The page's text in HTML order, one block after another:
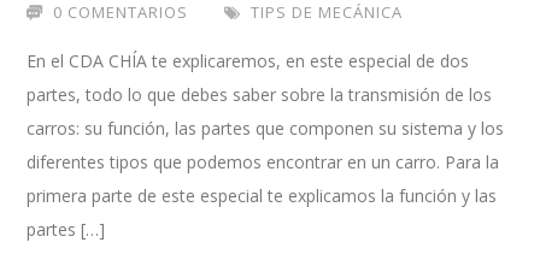
0 COMENTARIOS
TIPS DE MECÁNICA
En el CDA CHÍA te explicaremos, en este especial de dos
partes, todo lo que debes saber sobre la transmisión de los
carros: su función, las partes que componen su sistema y los
diferentes tipos que podemos encontrar en un carro. Para la
primera parte de este especial te explicamos la función y las
partes […]